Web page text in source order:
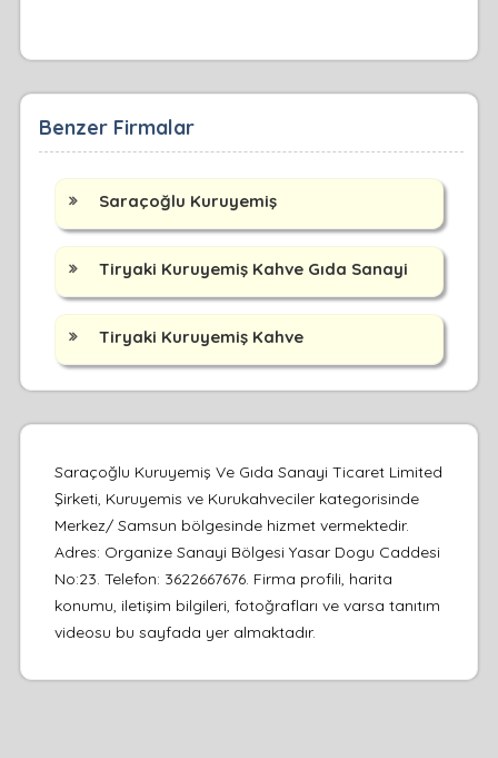
Benzer Firmalar
Saraçoğlu Kuruyemiş
Tiryaki Kuruyemiş Kahve Gıda Sanayi
Tiryaki Kuruyemiş Kahve
Saraçoğlu Kuruyemiş Ve Gıda Sanayi Ticaret Limited
Şirketi, Kuruyemis ve Kurukahveciler kategorisinde
Merkez/ Samsun bölgesinde hizmet vermektedir.
Adres: Organize Sanayi Bölgesi Yasar Dogu Caddesi
No:23. Telefon: 3622667676. Firma profili, harita
konumu, iletişim bilgileri, fotoğrafları ve varsa tanıtım
videosu bu sayfada yer almaktadır.